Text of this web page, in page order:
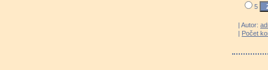
5
| Autor:
| Počet